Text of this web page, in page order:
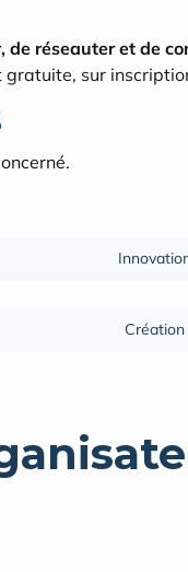
de réseauter et de
gratuite, sur
Création